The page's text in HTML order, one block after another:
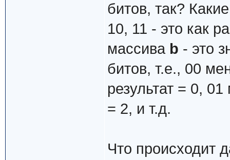
битов, так?
10, 11 - это как
массива b - это
битов, т.е., 00
результат = 0,
= 2, и т.д.
Что происходит